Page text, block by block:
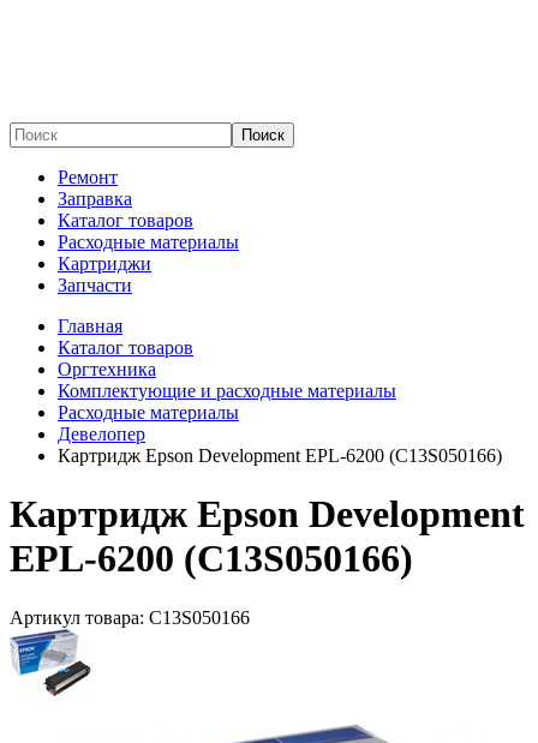
Поиск
Ремонт
Заправка
Каталог товаров
Расходные материалы
Картриджи
Запчасти
Главная
Каталог товаров
Оргтехника
Комплектующие и расходные материалы
Расходные материалы
Девелопер
Картридж Epson Development EPL-6200 (C13S050166)
Картридж Epson Development
EPL-6200 (C13S050166)
Артикул товара: C13S050166